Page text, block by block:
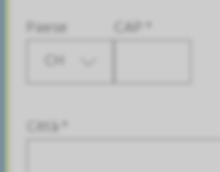
Paese
CH
CAP *
Città *